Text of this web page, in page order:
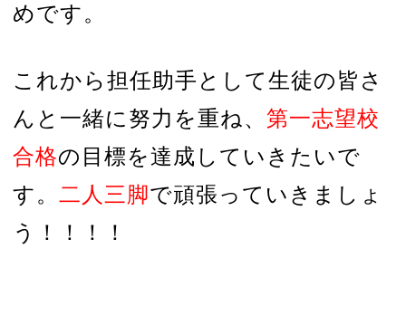
めです。
これから担任助手として生徒の皆さ
んと一緒に努力を重ね、 第一志望校
合格の目標を達成していきたいで
す。 二人三脚で頑張っていきましょ
う！！！！